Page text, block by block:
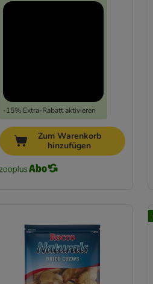
-15% Extra-Rabatt aktivieren
Zum Warenkorb
hinzufügen